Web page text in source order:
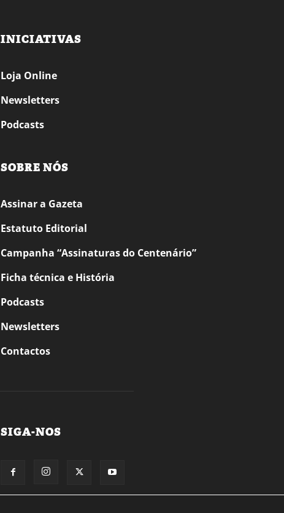
INICIATIVAS
Loja Online
Newsletters
Podcasts
SOBRE NÓS
Assinar a Gazeta
Estatuto Editorial
Campanha “Assinaturas do Centenário”
Ficha técnica e História
Podcasts
Newsletters
Contactos
SIGA-NOS